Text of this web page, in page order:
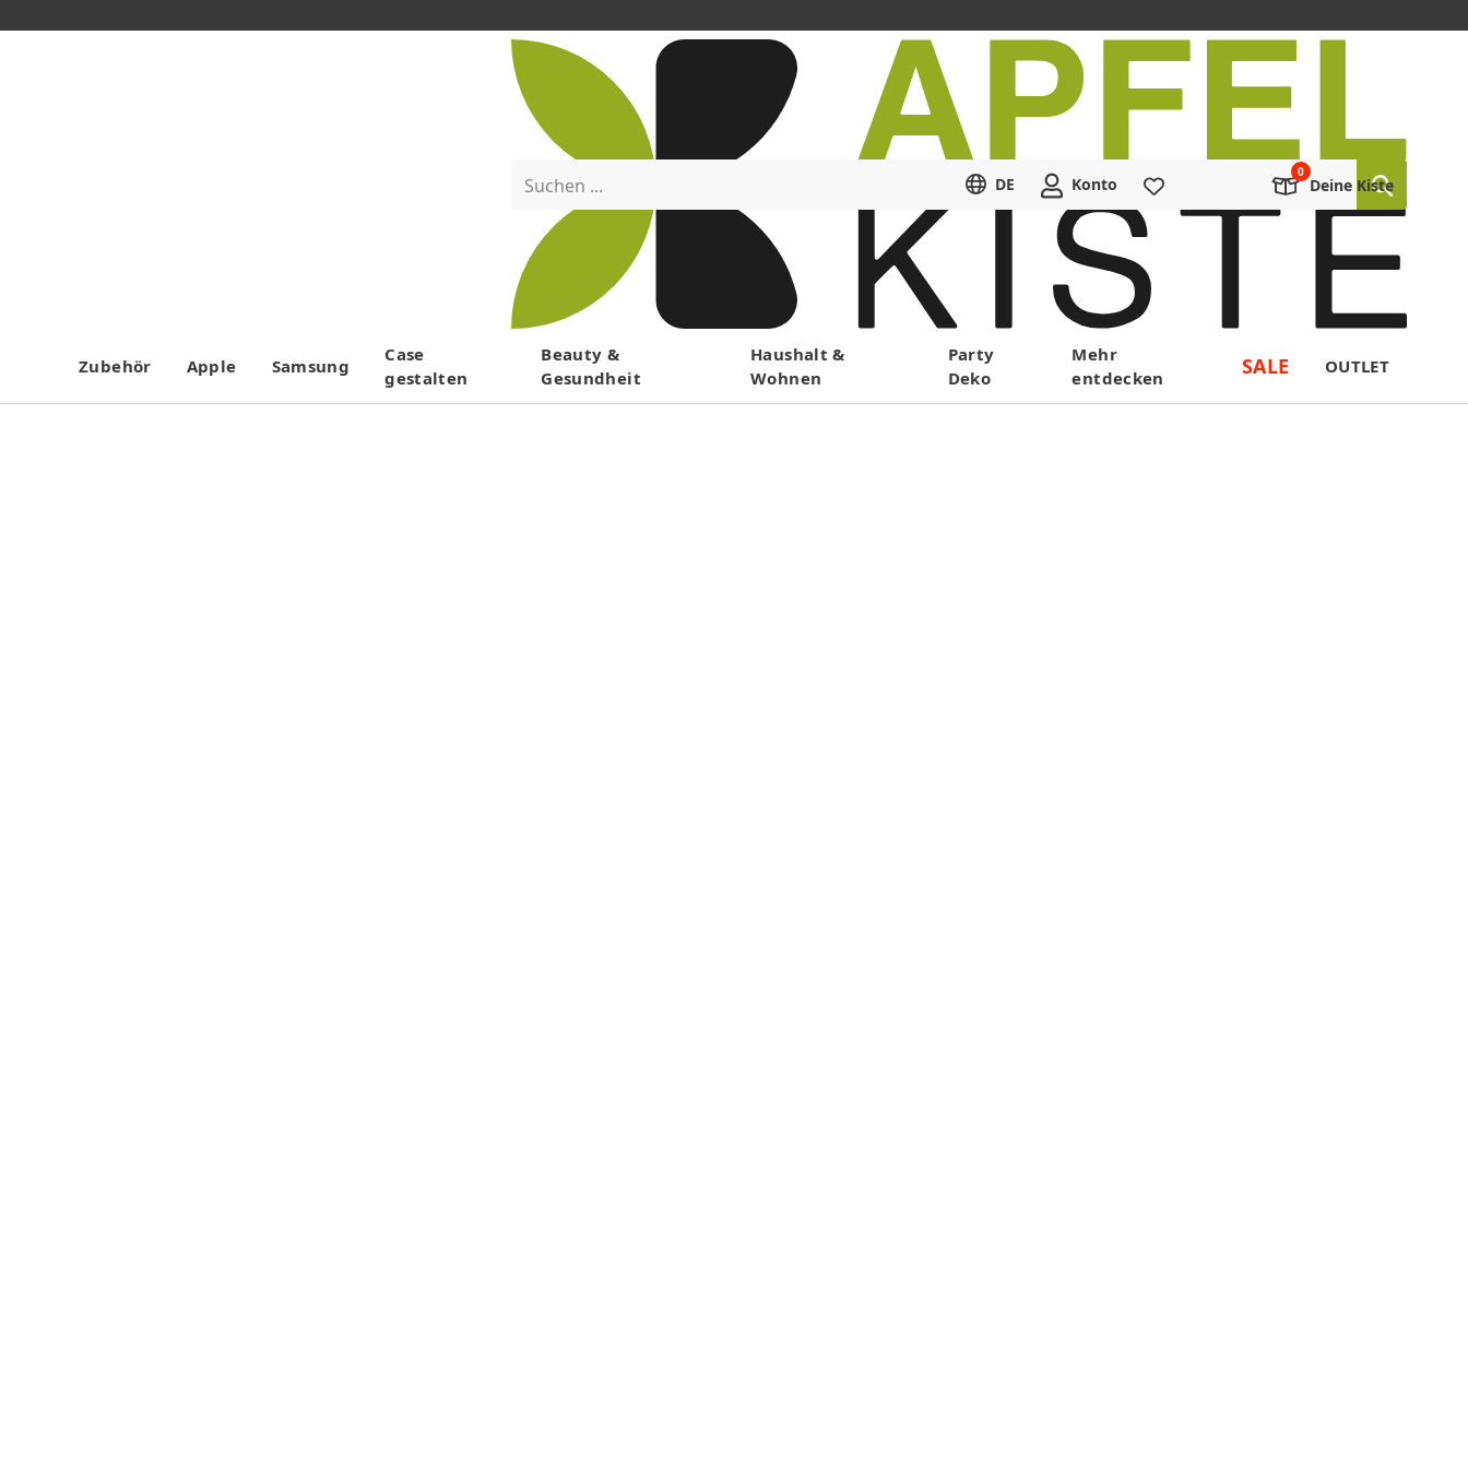
Menü
Suchen ... DE Konto Deine Kiste
Zubehör Apple Samsung
Case
gestalten
Beauty &
Gesundheit
Haushalt &
Wohnen
Party
Deko
Mehr
entdecken
SALE OUTLET